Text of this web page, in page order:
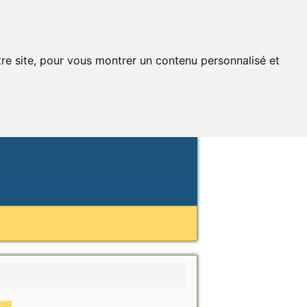
site, pour vous montrer un contenu personnalisé et